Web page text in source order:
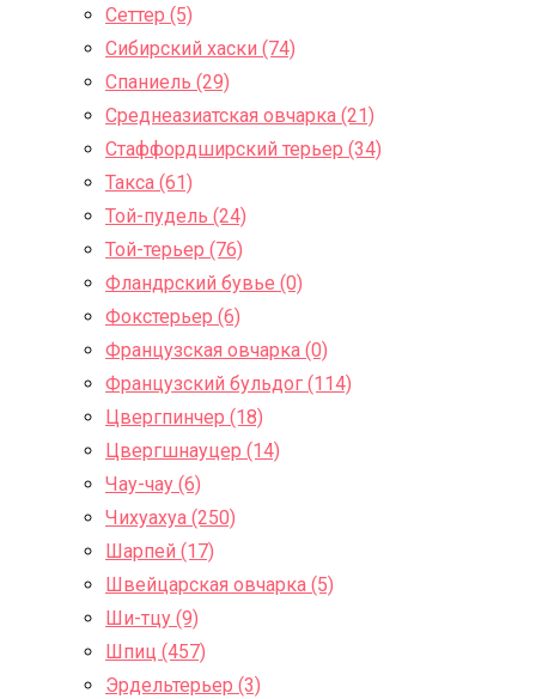
Сеттер (5)
Сибирский хаски (74)
Спаниель (29)
Среднеазиатская овчарка (21)
Стаффордширский терьер (34)
Такса (61)
Той-пудель (24)
Той-терьер (76)
Фландрский бувье (0)
Фокстерьер (6)
Французская овчарка (0)
Французский бульдог (114)
Цвергпинчер (18)
Цвергшнауцер (14)
Чау-чау (6)
Чихуахуа (250)
Шарпей (17)
Швейцарская овчарка (5)
Ши-тцу (9)
Шпиц (457)
Эрдельтерьер (3)